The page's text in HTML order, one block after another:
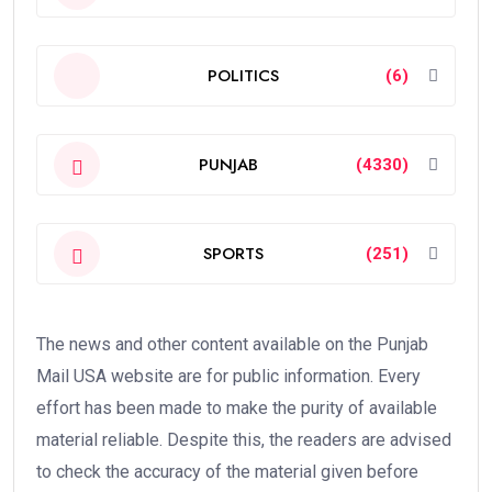
POLITICS (6)
PUNJAB (4330)
SPORTS (251)
The news and other content available on the Punjab
Mail USA website are for public information. Every
effort has been made to make the purity of available
material reliable. Despite this, the readers are advised
to check the accuracy of the material given before